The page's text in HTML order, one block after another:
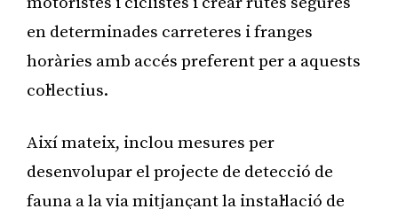
en determinades carreteres i franges
horàries amb accés preferent per a aquests
col·lectius.
Així mateix, inclou mesures per
desenvolupar el projecte de detecció de
fauna a la via mitjançant la instal·lació de